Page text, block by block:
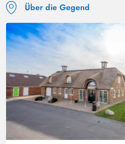
Über die Gegend